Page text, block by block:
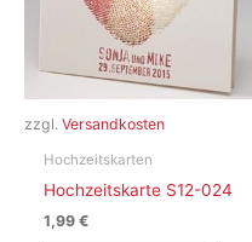
zzgl. Versandkosten
Hochzeitskarten
Hochzeitskarte S12-024
1,99€